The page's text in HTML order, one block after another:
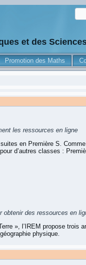
et des
Promotion des Maths
les ressources en ligne
en Première S.
d’autres classes :
obtenir des ressources en
», l’IREM propose trois
physique.